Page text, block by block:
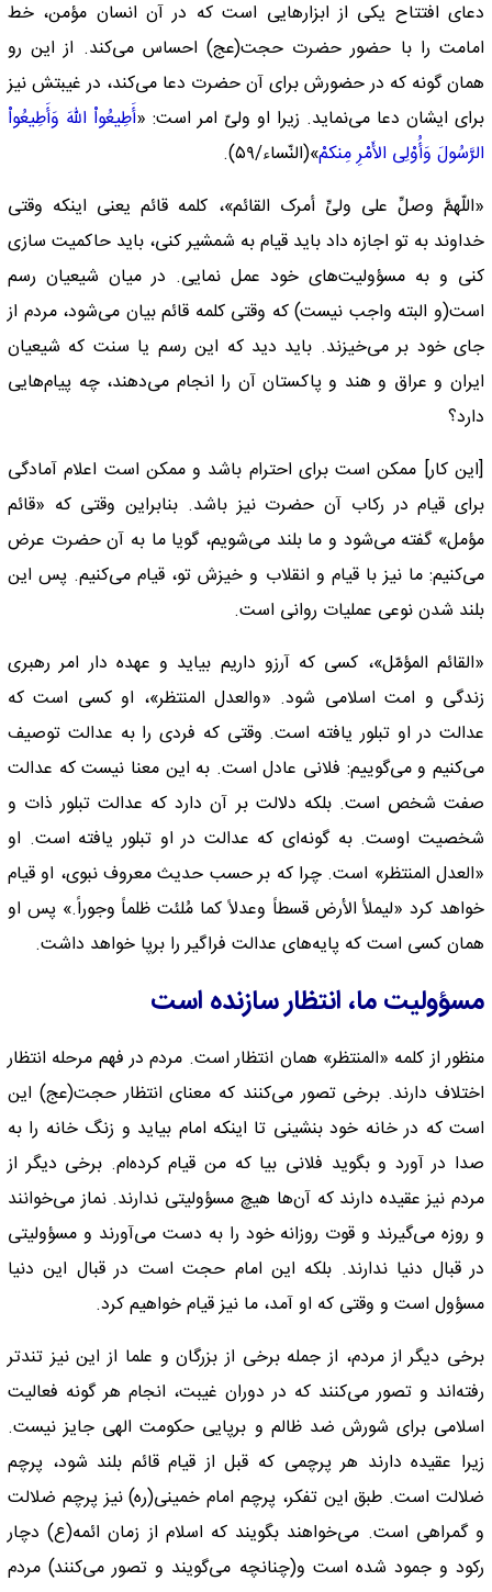
دعای افتتاح یکی از ابزارهایی است که در آن انسان مؤمن، خط
امامت را با حضور حضرت حجت(عج) احساس می‌کند. از این رو‌‌
همان گونه که در حضورش برای آن حضرت دعا می‌کند، در غیبتش نیز
برای ایشان دعا می‌نماید. زیرا او ولیّ امر است: «أَطِیعُواْ اللّهَ وَأَطِیعُواْ
الرَّسُولَ وَأُوْلِی الأَمْرِ مِنکمْ»(النّساء/۵۹).
«اللّهمَّ وصلِّ على ولیِّ أمرک القائم»، کلمه قائم یعنی اینکه وقتی
خداوند به تو اجازه داد باید قیام به شمشیر کنی، باید حاکمیت سازی
کنی و به مسؤولیت‌های خود عمل نمایی. در میان شیعیان رسم
است(و البته واجب نیست) که وقتی کلمه قائم بیان می‌شود، مردم از
جای خود بر می‌خیزند. باید دید که این رسم یا سنت که شیعیان
ایران و عراق و هند و پاکستان آن را انجام می‌دهند، چه پیام‌هایی
دارد؟
[این کار] ممکن است برای احترام باشد و ممکن است اعلام آمادگی
برای قیام در رکاب آن حضرت نیز باشد. بنابراین وقتی که «قائم
مؤمل» گفته می‌شود و ما بلند می‌شویم، گویا ما به آن حضرت عرض
می‌کنیم: ما نیز با قیام و انقلاب و خیزش تو، قیام می‌کنیم. پس این
بلند شدن نوعی عملیات روانی است.
«القائم المؤمّل»، کسی که آرزو داریم بیاید و عهده دار امر رهبری
زندگی و امت اسلامی شود. «والعدل المنتظر»، او کسی است که
عدالت در او تبلور یافته است. وقتی که فردی را به عدالت توصیف
می‌کنیم و می‌گوییم: فلانی عادل است. به این معنا نیست که عدالت
صفت شخص است. بلکه دلالت بر آن دارد که عدالت تبلور ذات و
شخصیت اوست. به گونه‌ای که عدالت در او تبلور یافته است. او
«العدل المنتظر» است. چرا که بر حسب حدیث معروف نبوی، او قیام
خواهد کرد «لیملأ الأرض قسطاً وعدلاً کما مُلئت ظلماً وجوراً.» پس او‌‌
همان کسی است که پایه‌های عدالت فراگیر را برپا خواهد داشت.
مسؤولیت ما، انتظار سازنده است
منظور از کلمه «المنتظر»‌‌ همان انتظار است. مردم در فهم مرحله انتظار
اختلاف دارند. برخی تصور می‌کنند که معنای انتظار حجت(عج) این
است که در خانه خود بنشینی تا اینکه امام بیاید و زنگ خانه را به
صدا در آورد و بگوید فلانی بیا که من قیام کرده‌ام. برخی دیگر از
مردم نیز عقیده دارند که آن‌ها هیچ مسؤولیتی ندارند. نماز می‌خوانند
و روزه می‌گیرند و قوت روزانه خود را به دست می‌آورند و مسؤولیتی
در قبال دنیا ندارند. بلکه این امام حجت است در قبال این دنیا
مسؤول است و وقتی که او آمد، ما نیز قیام خواهیم کرد.
برخی دیگر از مردم، از جمله برخی از بزرگان و علما از این نیز تند‌تر
رفته‌اند و تصور می‌کنند که در دوران غیبت، انجام هر گونه فعالیت
اسلامی برای شورش ضد ظالم و برپایی حکومت الهی جایز نیست.
زیرا عقیده دارند هر پرچمی که قبل از قیام قائم بلند شود، پرچم
ضلالت است. طبق این تفکر، پرچم امام خمینی(ره) نیز پرچم ضلالت
و گمراهی است. می‌خواهند بگویند که اسلام از زمان ائمه(ع) دچار
رکود و جمود شده است و(چنانچه می‌گویند و تصور می‌کنند) مردم